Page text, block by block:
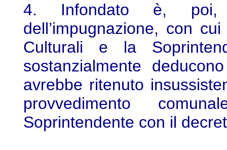
4. Infondato è, poi,
dell’impugnazione, con
Culturali e la
sostanzialmente
avrebbe ritenuto
provvedimento
Soprintendente con il